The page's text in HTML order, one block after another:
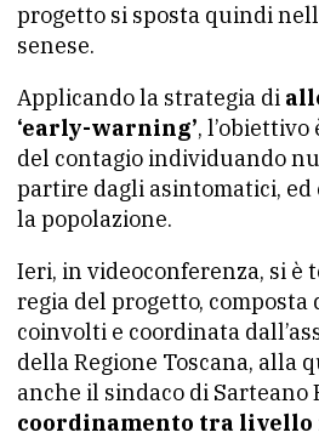
progetto si sposta quindi
senese.
Applicando la strategia di
‘early-warning’, l’obiettivo
del contagio individuando
partire dagli asintomatici,
la popolazione.
Ieri, in videoconferenza, si è
regia del progetto,
coinvolti e coordinata
della Regione Toscana, alla
anche il sindaco di Sarteano
coordinamento tra livello